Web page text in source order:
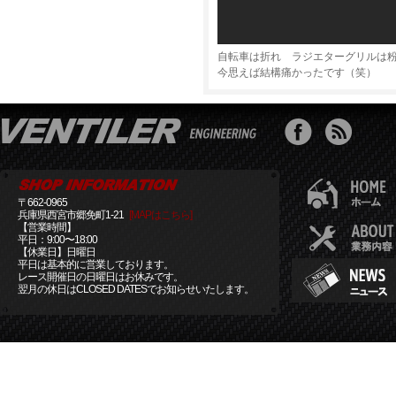
自転車は折れ ラジエターグリルは
今思えば結構痛かったです（笑）
〒662-0965
兵庫県西宮市郷免町1-21 [MAPはこちら]
【営業時間】
平日：9:00〜18:00
【休業日】日曜日
平日は基本的に営業しております。
レース開催日の日曜日はお休みです。
翌月の休日はCLOSED DATESでお知らせいたします。